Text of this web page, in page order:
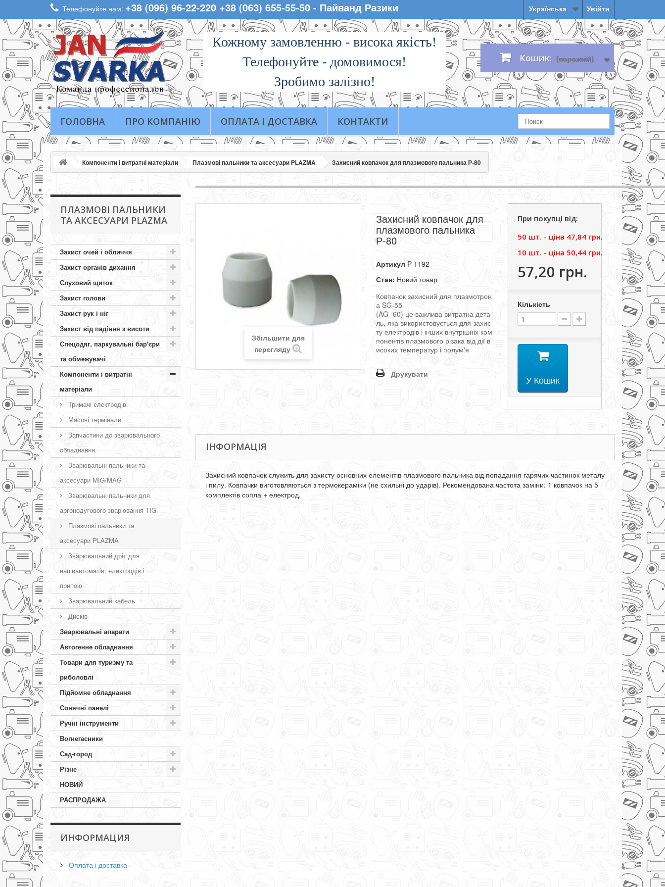
Увійти
Українська
Телефонуйте нам: +38 (096) 96-22-220 +38 (063) 655-55-50 - Пайванд Разики
Кожному замовленню - висока якiсть!
Телефонуйте - домовимося!
Зробимо залізно!
Кошик: (порожній)
ГОЛОВНА ПРО КОМПАНІЮ ОПЛАТА І ДОСТАВКА КОНТАКТИ
Компоненти і витратні матеріали Плазмові пальники та аксесуари PLAZMA Захисний ковпачок для плазмового пальника Р-80
ПЛАЗМОВІ ПАЛЬНИКИ
ТА АКСЕСУАРИ PLAZMA
Захист очей і обличчя
Захист органів дихання
Слуховий щиток
Захист голови
Захист рук і ніг
Захист від падіння з висоти
Спецодяг, паркувальні бар'єри
та обмежувачі
Компоненти і витратні
матеріали
Тримачі електродів.
Масові термінали.
Запчастини до зварювального
обладнання.
Зварювальні пальники та
аксесуари MIG/MAG
Зварювальні пальники для
аргонодугового зварювання TIG
Плазмові пальники та
аксесуари PLAZMA
Зварювальний дріт для
напівавтоматів, електродів і
припою
Зварювальний кабель
Дисків
Зварювальні апарати
Автогенне обладнання
Товари для туризму та
риболовлі
Підйомне обладнання
Сонячні панелі
Ручні інструменти
Вогнегасники
Сад-город
Різне
НОВИЙ
РАСПРОДАЖА
ИНФОРМАЦИЯ
Оплата і доставка
Збільшити для
перегляду
Захисний ковпачок для
плазмового пальника
Р-80
Артикул P-1192
Стан: Новий товар
Ковпачок захисний для плазмотрон
а SG-55
(AG -60) це важлива витратна дета
ль,яка використовується для захис
ту електродів і інших внутрішніх ком
понентів плазмового різака від дії в
исоких температур і полум'я
Друкувати
При покупці від:
50 шт. - цiна 47,84 грн.
10 шт. - цiна 50,44 грн.
57,20 грн.
Кількість
У Кошик
ІНФОРМАЦІЯ
Захисний ковпачок служить для захисту основних елементів плазмового пальника від попадання гарячих частинок металу
і пилу. Ковпачки виготовляються з термокераміки (не схильні до ударів). Рекомендована частота заміни: 1 ковпачок на 5
комплектів сопла + електрод.